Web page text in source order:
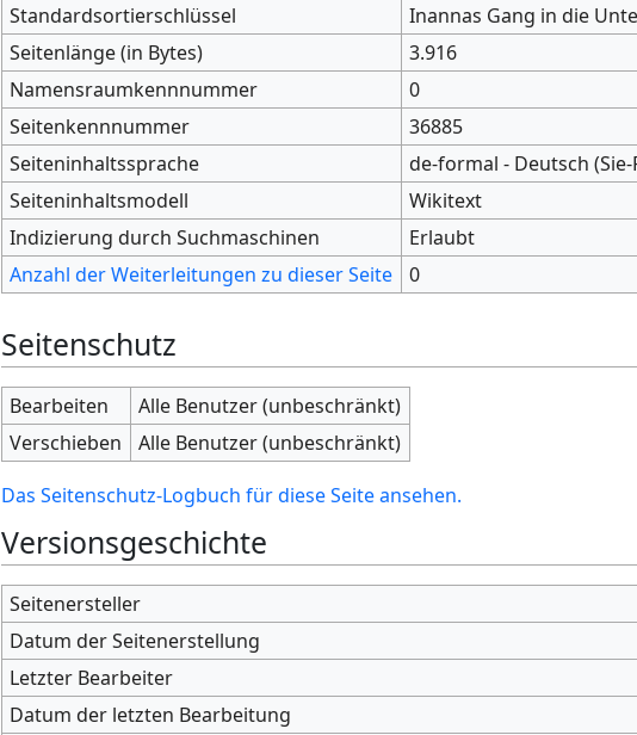
Standardsortierschlüssel
Inannas Gang in die
Seitenlänge (in Bytes)
3.916
Namensraumkennnummer
0
Seitenkennnummer
36885
Seiteninhaltssprache
de-formal - Deutsch
Seiteninhaltsmodell
Wikitext
Indizierung durch Suchmaschinen
Erlaubt
Anzahl der Weiterleitungen zu dieser Seite
0
Seitenschutz
Bearbeiten
Alle Benutzer (unbeschränkt)
Verschieben
Alle Benutzer (unbeschränkt)
Das Seitenschutz-Logbuch für diese Seite ansehen.
Versionsgeschichte
Seitenersteller
Datum der Seitenerstellung
Letzter Bearbeiter
Datum der letzten Bearbeitung